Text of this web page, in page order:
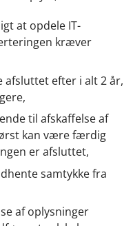
at opdele IT-
kræver
efter i alt 2 år,
til afskaffelse af
kan være færdig
er afsluttet,
samtykke fra
af oplysninger